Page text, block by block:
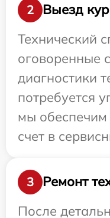
2
Выезд
Технический
оговоренные
диагностики
потребуется
мы
счет в
3
Ремонт
После